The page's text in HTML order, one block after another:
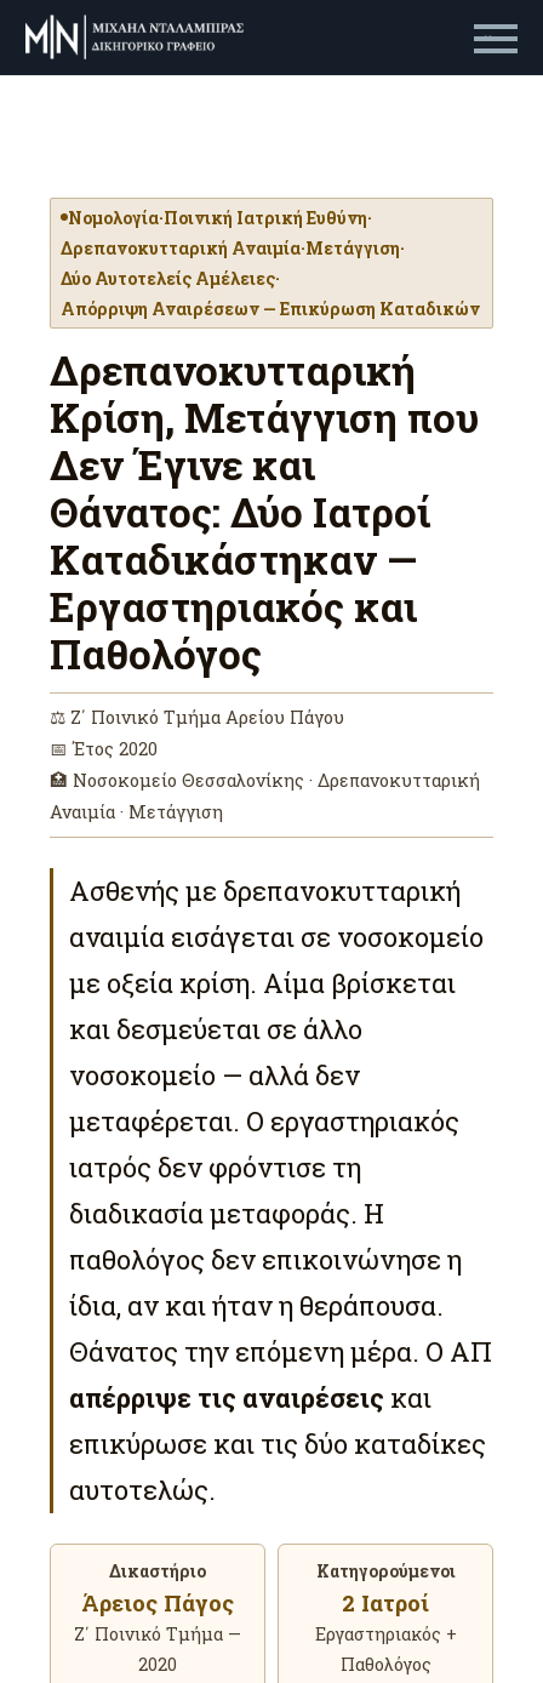
Primary Menu
Νομολογία·Ποινική Ιατρική Ευθύνη·
Δρεπανοκυτταρική Αναιμία·Μετάγγιση·
Δύο Αυτοτελείς Αμέλειες·
Απόρριψη Αναιρέσεων — Επικύρωση Καταδικών
Δρεπανοκυτταρική
Κρίση, Μετάγγιση που
Δεν Έγινε και
Θάνατος: Δύο Ιατροί
Καταδικάστηκαν —
Εργαστηριακός και
Παθολόγος
⚖ Ζ΄ Ποινικό Τμήμα Αρείου Πάγου
📅 Έτος 2020
🏥 Νοσοκομείο Θεσσαλονίκης · Δρεπανοκυτταρική
Αναιμία · Μετάγγιση
Ασθενής με δρεπανοκυτταρική
αναιμία εισάγεται σε νοσοκομείο
με οξεία κρίση. Αίμα βρίσκεται
και δεσμεύεται σε άλλο
νοσοκομείο — αλλά δεν
μεταφέρεται. Ο εργαστηριακός
ιατρός δεν φρόντισε τη
διαδικασία μεταφοράς. Η
παθολόγος δεν επικοινώνησε η
ίδια, αν και ήταν η θεράπουσα.
Θάνατος την επόμενη μέρα. Ο ΑΠ
απέρριψε τις αναιρέσεις και
επικύρωσε και τις δύο καταδίκες
αυτοτελώς.
Δικαστήριο
Άρειος Πάγος
Ζ΄ Ποινικό Τμήμα —
2020
Κατηγορούμενοι
2 Ιατροί
Εργαστηριακός +
Παθολόγος